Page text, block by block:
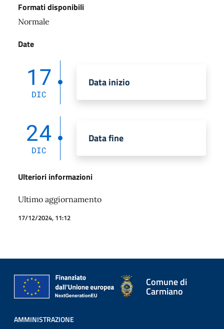
Formati disponibili
Normale
Date
17
DIC
Data inizio
24
DIC
Data fine
Ulteriori informazioni
Ultimo aggiornamento
17/12/2024, 11:12
Comune di
Carmiano
AMMINISTRAZIONE